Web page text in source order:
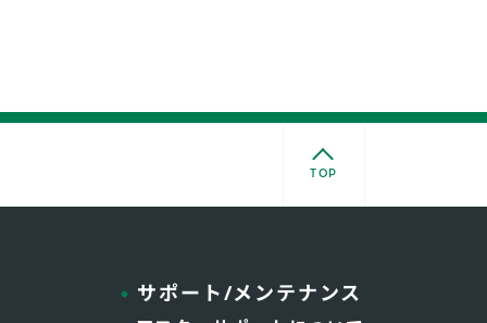
TOP
サポート/メンテナンス